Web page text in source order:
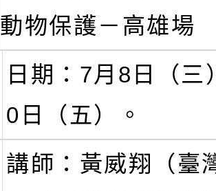
動物保護－高雄場
日期：7月8日（三
0日（五）。
講師：黃威翔（臺